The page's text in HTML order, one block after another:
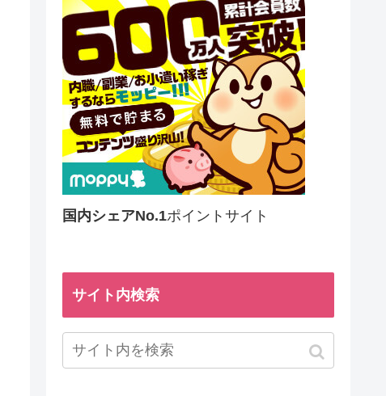
国内シェアNo.1ポイントサイト
サイト内検索